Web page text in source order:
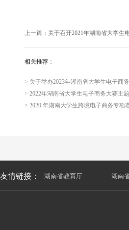
上一篇： 关于召开2021年湖南省大学生电子商务大
相关推荐：
> 关于举办2023年湖南省大学生电子商
> 2022年湖南省大学生电子商务大赛主
> 2020 年湖南大学生跨境电子商务专项
友情链接： 湖南省教育厅 湖南